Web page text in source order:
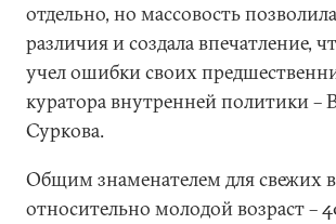
отдельно, но массовость
различия и создала впечатление,
учел ошибки своих
куратора внутренней политики –
Суркова.
Общим знаменателем для свежих
относительно молодой возраст –